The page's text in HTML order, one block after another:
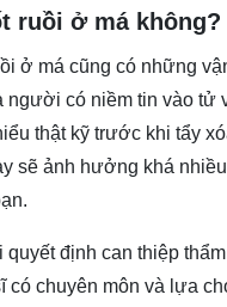
ruồi ở má không?
ở má cũng có những
người có niềm tin vào tử
thật kỹ trước khi tẩy
sẽ ảnh hưởng khá
định can thiệp
có chuyên môn và lựa